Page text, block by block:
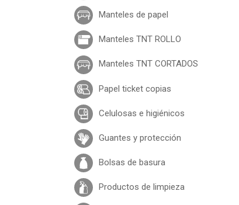
Manteles de papel
Manteles TNT ROLLO
Manteles TNT CORTADOS
Papel ticket copias
Celulosas e higiénicos
Guantes y protección
Bolsas de basura
Productos de limpieza